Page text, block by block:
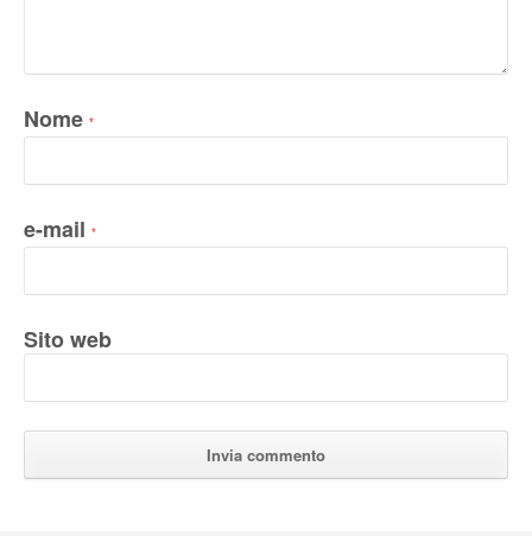
Nome *
e-mail *
Sito web